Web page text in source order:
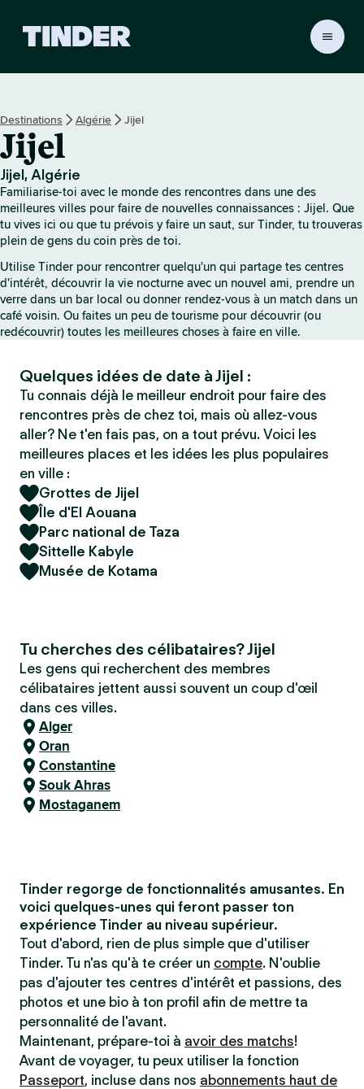
i
n
d
e
r
Destinations Algérie Jijel
Jijel
Jijel, Algérie
Familiarise-toi avec le monde des rencontres dans une des
meilleures villes pour faire de nouvelles connaissances : Jijel. Que
tu vives ici ou que tu prévois y faire un saut, sur Tinder, tu trouveras
plein de gens du coin près de toi.
Utilise Tinder pour rencontrer quelqu'un qui partage tes centres
d'intérêt, découvrir la vie nocturne avec un nouvel ami, prendre un
verre dans un bar local ou donner rendez-vous à un match dans un
café voisin. Ou faites un peu de tourisme pour découvrir (ou
redécouvrir) toutes les meilleures choses à faire en ville.
Quelques idées de date à Jijel :
Tu connais déjà le meilleur endroit pour faire des
rencontres près de chez toi, mais où allez-vous
aller? Ne t'en fais pas, on a tout prévu. Voici les
meilleures places et les idées les plus populaires
en ville :
Grottes de Jijel
Île d'El Aouana
Parc national de Taza
Sittelle Kabyle
Musée de Kotama
Tu cherches des célibataires? Jijel
Les gens qui recherchent des membres
célibataires jettent aussi souvent un coup d'œil
dans ces villes.
Alger
Oran
Constantine
Souk Ahras
Mostaganem
Tinder regorge de fonctionnalités amusantes. En
voici quelques-unes qui feront passer ton
expérience Tinder au niveau supérieur.
Tout d'abord, rien de plus simple que d'utiliser
Tinder. Tu n'as qu'à te créer un compte. N'oublie
pas d'ajouter tes centres d'intérêt et passions, des
photos et une bio à ton profil afin de mettre ta
personnalité de l'avant.
Maintenant, prépare-toi à avoir des matchs!
Avant de voyager, tu peux utiliser la fonction
Passeport, incluse dans nos abonnements haut de